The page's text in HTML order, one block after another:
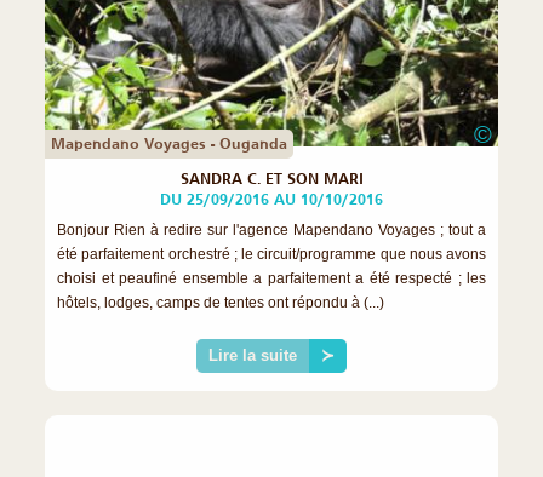
Mapendano Voyages - Ouganda ©
SANDRA C. ET SON MARI
DU 25/09/2016 AU 10/10/2016
Bonjour Rien à redire sur l'agence Mapendano Voyages ; tout a
été parfaitement orchestré ; le circuit/programme que nous avons
choisi et peaufiné ensemble a parfaitement a été respecté ; les
hôtels, lodges, camps de tentes ont répondu à (...)
Lire la suite ≻